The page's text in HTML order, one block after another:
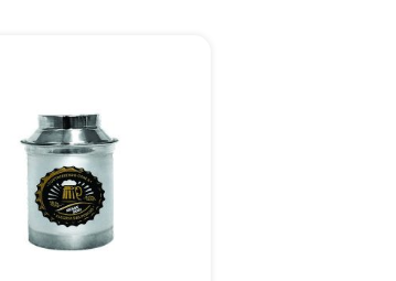
privacidade, utilizaremos seus dados apenas para fins de
marketing. Você pode alterar suas preferências a qualquer
momento.